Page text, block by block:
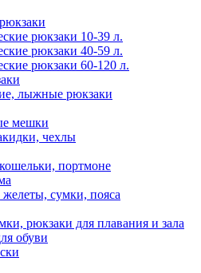
рюкзаки 10-39 л.
рюкзаки 40-59 л.
рюкзаки 60-120 л.
лыжные рюкзаки
мешки
чехлы
портмоне
сумки, пояса
рюкзаки для плавания и зала
обуви